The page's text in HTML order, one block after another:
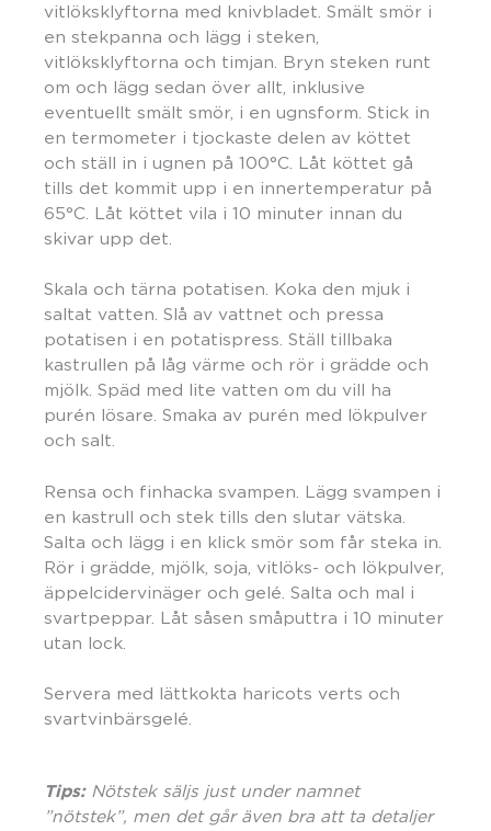
vitlöksklyftorna med knivbladet. Smält smör i
en stekpanna och lägg i steken,
vitlöksklyftorna och timjan. Bryn steken runt
om och lägg sedan över allt, inklusive
eventuellt smält smör, i en ugnsform. Stick in
en termometer i tjockaste delen av köttet
och ställ in i ugnen på 100°C. Låt köttet gå
tills det kommit upp i en innertemperatur på
65°C. Låt köttet vila i 10 minuter innan du
skivar upp det.
Skala och tärna potatisen. Koka den mjuk i
saltat vatten. Slå av vattnet och pressa
potatisen i en potatispress. Ställ tillbaka
kastrullen på låg värme och rör i grädde och
mjölk. Späd med lite vatten om du vill ha
purén lösare. Smaka av purén med lökpulver
och salt.
Rensa och finhacka svampen. Lägg svampen i
en kastrull och stek tills den slutar vätska.
Salta och lägg i en klick smör som får steka in.
Rör i grädde, mjölk, soja, vitlöks- och lökpulver,
äppelcidervinäger och gelé. Salta och mal i
svartpeppar. Låt såsen småputtra i 10 minuter
utan lock.
Servera med lättkokta haricots verts och
svartvinbärsgelé.
Tips:Nötstek säljs just under namnet
”nötstek”, men det går även bra att ta detaljer